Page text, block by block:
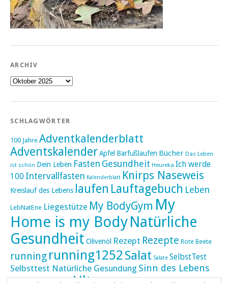
ARCHIV
Archiv
SCHLAGWÖRTER
100 Jahre Adventkalenderblatt
AdventskalenderApfel Barfußlaufen Bücher Das Leben
ist schön Dein Leben Fasten Gesundheit Heureka Ich werde
100 Intervallfasten Kalenderblatt Knirps Naseweis
Kreislauf des Lebens laufen Lauftagebuch Leben
LebNatEne Liegestütze My BodyGym My
Home is my Body Natürliche
Gesundheit Olivenöl Rezept Rezepte Rote Beete
running running1252 Salat Salate SelbstTest
Selbsttest Natürliche Gesundung Sinn des Lebens